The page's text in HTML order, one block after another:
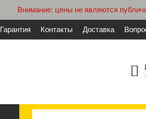
Внимание: цены не являются
Гарантия Контакты Доставка